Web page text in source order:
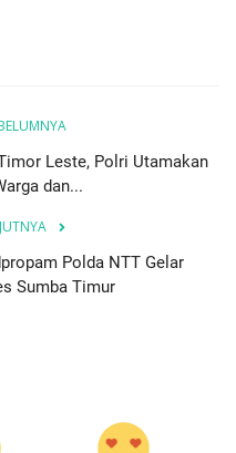
Leste, Polri Utamakan
dan...
Polda NTT Gelar
Sumba Timur